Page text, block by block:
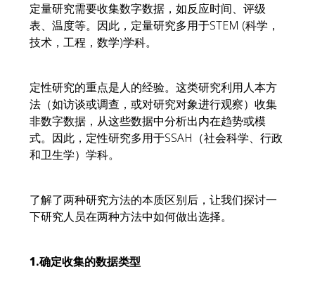
定量研究需要收集数字数据，如反应时间、评级
表、温度等。因此，定量研究多用于STEM (科学，
技术，工程，数学)学科。
定性研究的重点是人的经验。这类研究利用人本方
法（如访谈或调查，或对研究对象进行观察）收集
非数字数据，从这些数据中分析出内在趋势或模
式。因此，定性研究多用于SSAH（社会科学、行政
和卫生学）学科。
了解了两种研究方法的本质区别后，让我们探讨一
下研究人员在两种方法中如何做出选择。
1.确定收集的数据类型